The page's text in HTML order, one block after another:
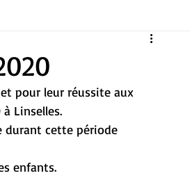
pour leur réussite aux
Linselles.
durant cette période
enfants.